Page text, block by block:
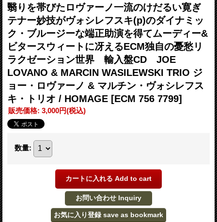
翳りを帯びたロヴァーノ一流のけだるい寛ぎ
テナー妙技がヴォシレフスキ(p)のダイナミッ
ク・ブルージーな端正助演を得てムーディー&
ビタースウィートに冴えるECM独自の憂愁リ
ラクゼーション世界 輸入盤CD JOE
LOVANO & MARCIN WASILEWSKI TRIO ジ
ョー・ロヴァーノ & マルチン・ヴォシレフス
キ・トリオ / HOMAGE [ECM 756 7799]
販売価格: 3,000円(税込)
数量: